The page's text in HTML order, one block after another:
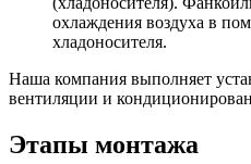
охлаждения воздуха в
хладоносителя.
Наша компания выполняет
вентиляции и
Этапы монтажа